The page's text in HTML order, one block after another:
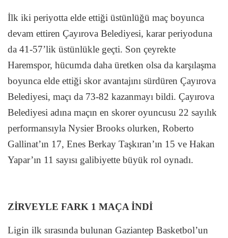
İlk iki periyotta elde ettiği üstünlüğü maç boyunca
devam ettiren Çayırova Belediyesi, karar periyoduna
da 41-57’lik üstünlükle geçti. Son çeyrekte
Haremspor, hücumda daha üretken olsa da karşılaşma
boyunca elde ettiği skor avantajını sürdüren Çayırova
Belediyesi, maçı da 73-82 kazanmayı bildi. Çayırova
Belediyesi adına maçın en skorer oyuncusu 22 sayılık
performansıyla Nysier Brooks olurken, Roberto
Gallinat’ın 17, Enes Berkay Taşkıran’ın 15 ve Hakan
Yapar’ın 11 sayısı galibiyette büyük rol oynadı.
ZİRVEYLE FARK 1 MAÇA İNDİ
Ligin ilk sırasında bulunan Gaziantep Basketbol’un